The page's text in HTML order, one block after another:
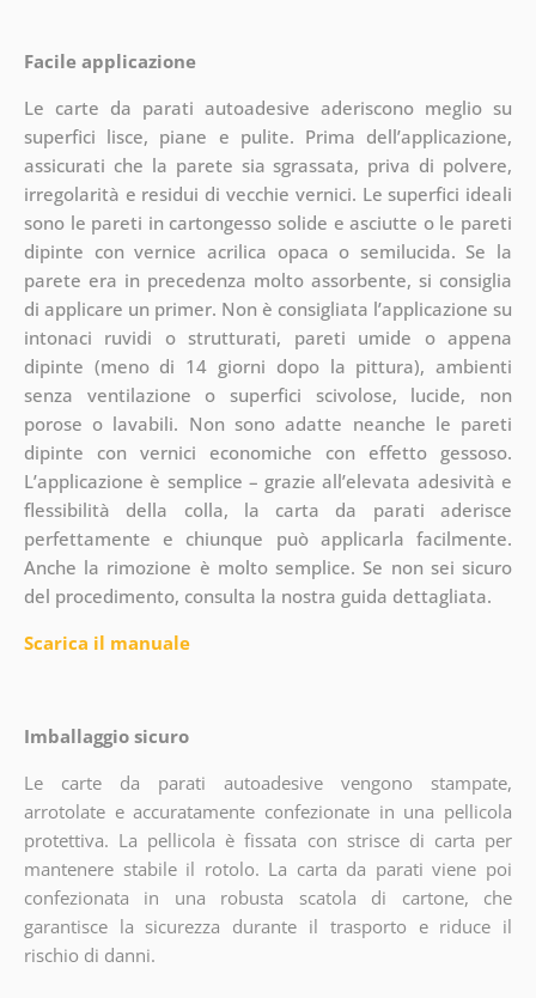
Facile applicazione
Le carte da parati autoadesive aderiscono meglio su
superfici lisce, piane e pulite. Prima dell’applicazione,
assicurati che la parete sia sgrassata, priva di polvere,
irregolarità e residui di vecchie vernici. Le superfici ideali
sono le pareti in cartongesso solide e asciutte o le pareti
dipinte con vernice acrilica opaca o semilucida. Se la
parete era in precedenza molto assorbente, si consiglia
di applicare un primer. Non è consigliata l’applicazione su
intonaci ruvidi o strutturati, pareti umide o appena
dipinte (meno di 14 giorni dopo la pittura), ambienti
senza ventilazione o superfici scivolose, lucide, non
porose o lavabili. Non sono adatte neanche le pareti
dipinte con vernici economiche con effetto gessoso.
L’applicazione è semplice – grazie all’elevata adesività e
flessibilità della colla, la carta da parati aderisce
perfettamente e chiunque può applicarla facilmente.
Anche la rimozione è molto semplice. Se non sei sicuro
del procedimento, consulta la nostra guida dettagliata.
Scarica il manuale
Imballaggio sicuro
Le carte da parati autoadesive vengono stampate,
arrotolate e accuratamente confezionate in una pellicola
protettiva. La pellicola è fissata con strisce di carta per
mantenere stabile il rotolo. La carta da parati viene poi
confezionata in una robusta scatola di cartone, che
garantisce la sicurezza durante il trasporto e riduce il
rischio di danni.